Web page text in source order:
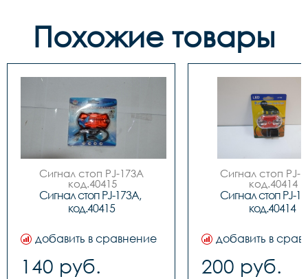
Похожие товары
Сигнал стоп PJ-173A
код.40415
Сигнал стоп PJ-173A,
код.40415
добавить в сравнение
140 руб.
Сигнал стоп PJ-
код.40414
Сигнал стоп PJ-
код.40414
добавить в
200 руб.